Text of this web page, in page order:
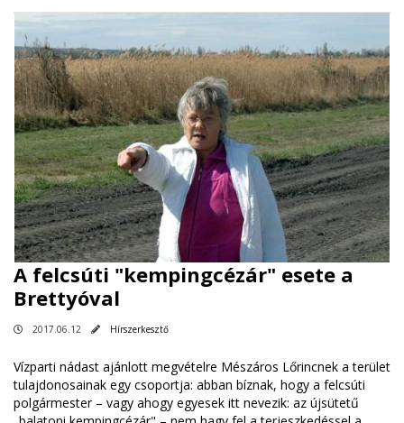
A felcsúti "kempingcézár" esete a
Brettyóval
2017.06.12 Hírszerkesztő
Vízparti nádast ajánlott megvételre Mészáros Lőrincnek a terület
tulajdonosainak egy csoportja: abban bíznak, hogy a felcsúti
polgármester – vagy ahogy egyesek itt nevezik: az újsütetű